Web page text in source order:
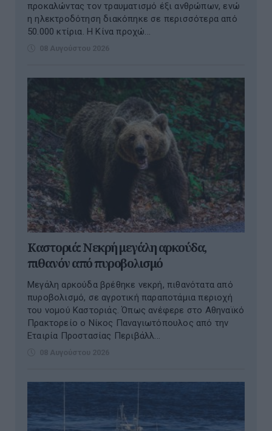
προκαλώντας τον τραυματισμό έξι ανθρώπων, ενώ
η ηλεκτροδότηση διακόπηκε σε περισσότερα από
50.000 κτίρια. Η Κίνα προχώ...
Καστοριά: Νεκρή μεγάλη αρκούδα,
πιθανόν από πυροβολισμό
Μεγάλη αρκούδα βρέθηκε νεκρή, πιθανότατα από
πυροβολισμό, σε αγροτική παραποτάμια περιοχή
του νομού Καστοριάς. Όπως ανέφερε στο Αθηναϊκό
Πρακτορείο ο Νίκος Παναγιωτόπουλος από την
Εταιρία Προστασίας Περιβάλλ...